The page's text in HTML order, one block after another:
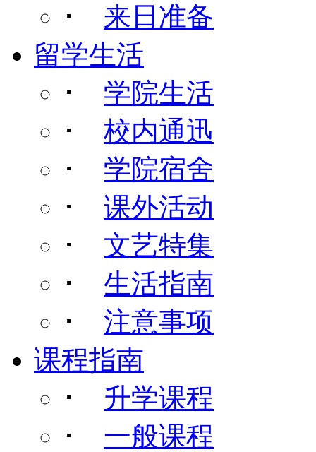
･ 来日准备
留学生活
･ 学院生活
･ 校内通迅
･ 学院宿舍
･ 课外活动
･ 文艺特集
･ 生活指南
･ 注意事项
课程指南
･ 升学课程
･ 一般课程